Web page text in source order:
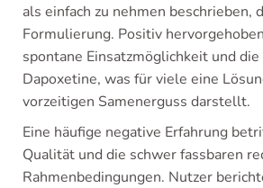
als einfach zu nehmen beschrieben,
Formulierung. Positiv
spontane Einsatzmöglichkeit und
Dapoxetine, was für viele eine
vorzeitigen Samenerguss darstellt.
Eine häufige negative Erfahrung
Qualität und die schwer fassbaren
Rahmenbedingungen. Nutzer